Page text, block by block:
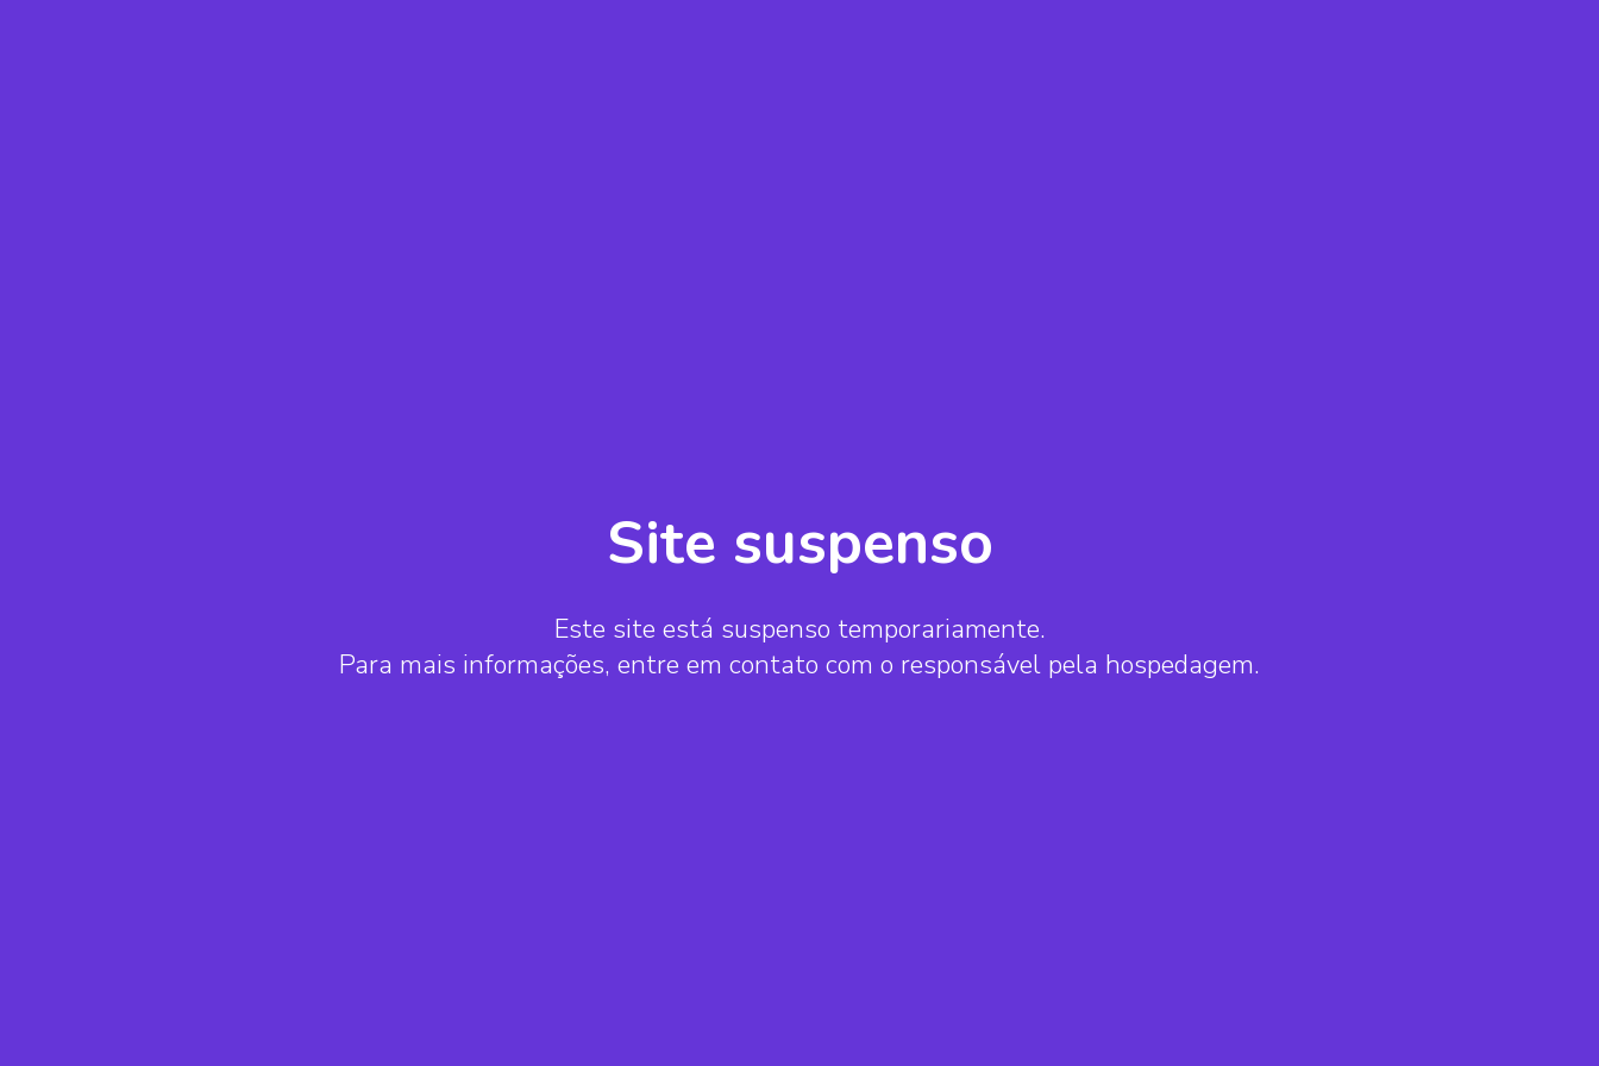
Site suspenso
Este site está suspenso temporariamente.
Para mais informações, entre em contato com o responsável pela hospedagem.